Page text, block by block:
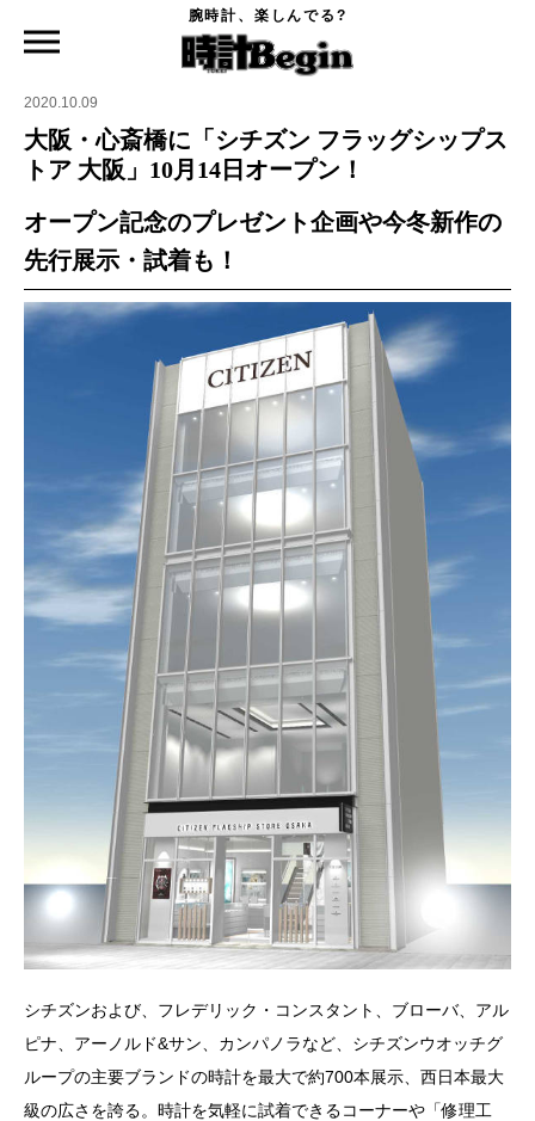
腕時計、楽しんでる?
大阪・心斎橋に「シチズン フラッグシップストア 大阪」10月14日オープン！
2020.10.09
大阪・心斎橋に「シチズン フラッグシップス
トア 大阪」10月14日オープン！
オープン記念のプレゼント企画や今冬新作の
先行展示・試着も！
シチズンおよび、フレデリック・コンスタント、ブローバ、アル
ピナ、アーノルド&サン、カンパノラなど、シチズンウオッチグ
ループの主要ブランドの時計を最大で約700本展示、西日本最大
級の広さを誇る。時計を気軽に試着できるコーナーや「修理工